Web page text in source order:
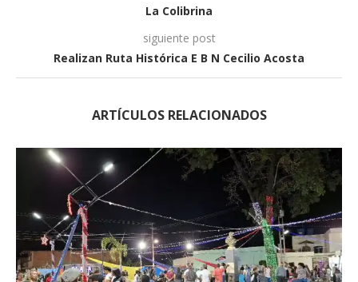
La Colibrina
siguiente post
Realizan Ruta Histórica E B N Cecilio Acosta
ARTÍCULOS RELACIONADOS